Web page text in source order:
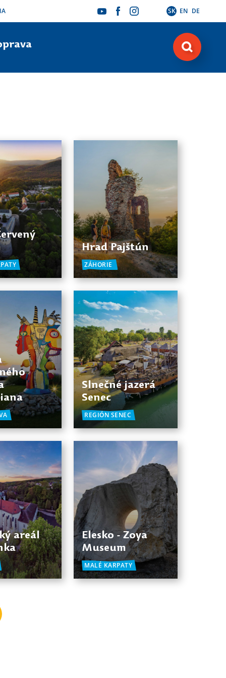
SK EN DE
Hrad Pajštún
ZÁHORIE
Slnečné jazerá
Senec
REGIÓN SENEC
areál
Elesko - Zoya
Museum
MALÉ KARPATY